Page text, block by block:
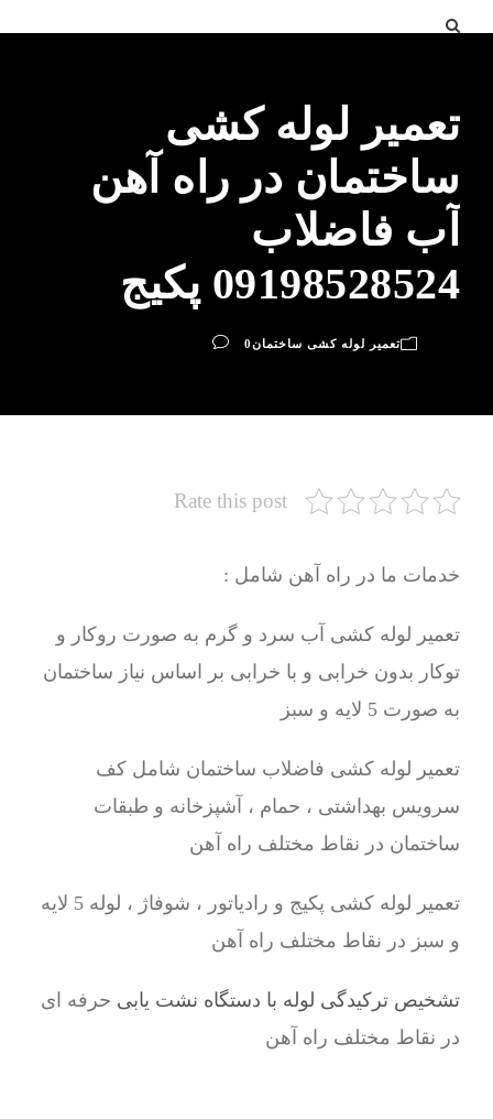
تعمیر لوله کشی
ساختمان در راه آهن
آب فاضلاب
09198528524 پکیج
تعمیر لوله کشی ساختمان0
Rate this post
خدمات ما در راه آهن شامل :
تعمیر لوله کشی آب سرد و گرم به صورت روکار و
توکار بدون خرابی و با خرابی بر اساس نیاز ساختمان
به صورت 5 لایه و سبز
تعمیر لوله کشی فاضلاب ساختمان شامل کف
سرویس بهداشتی ، حمام ، آشپزخانه و طبقات
ساختمان در نقاط مختلف راه آهن
تعمیر لوله کشی پکیج و رادیاتور ، شوفاژ ، لوله 5 لایه
و سبز در نقاط مختلف راه آهن
تشخیص ترکیدگی لوله با دستگاه نشت یابی حرفه ای
در نقاط مختلف راه آهن